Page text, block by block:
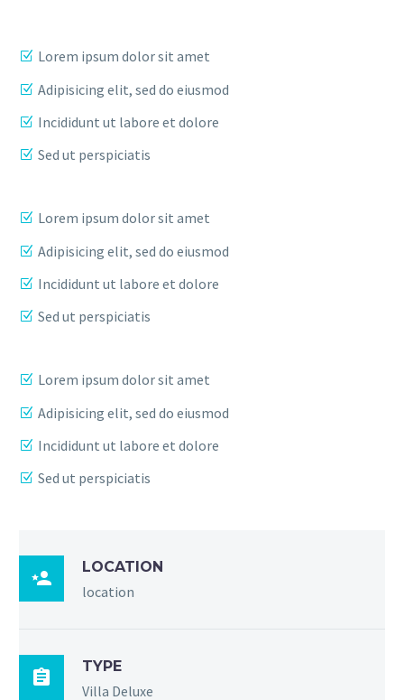
Lorem ipsum dolor sit amet
Adipisicing elit, sed do eiusmod
Incididunt ut labore et dolore
Sed ut perspiciatis
Lorem ipsum dolor sit amet
Adipisicing elit, sed do eiusmod
Incididunt ut labore et dolore
Sed ut perspiciatis
Lorem ipsum dolor sit amet
Adipisicing elit, sed do eiusmod
Incididunt ut labore et dolore
Sed ut perspiciatis

LOCATION
location

TYPE
Villa Deluxe